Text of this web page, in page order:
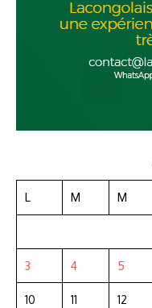
L M M
3 4 5
10 11 12